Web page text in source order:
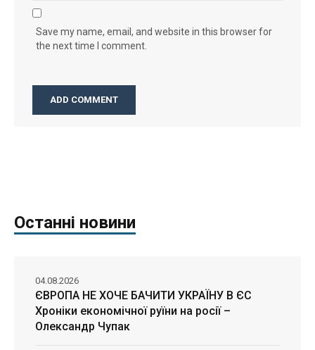
Save my name, email, and website in this browser for
the next time I comment.
Останні новини
ЄВРОПА НЕ ХОЧЕ БАЧИТИ УКРАЇНУ В ЄС
Хроніки економічної руїни на росії –
Олександр Чупак
04.08.2026